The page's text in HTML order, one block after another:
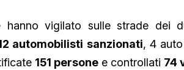
vigilato sulle strade dei
automobilisti sanzionati, 4
151 persone e controllati 74